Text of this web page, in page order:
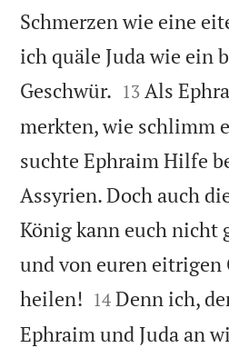
Schmerzen wie eine
ich quäle Juda wie ein
Geschwür. 

13 Als
merkten, wie schlimm
suchte Ephraim Hilfe
Assyrien. Doch auch
König kann euch nicht
und von euren eitrigen
heilen! 

14 Denn ich,
Ephraim und Juda an